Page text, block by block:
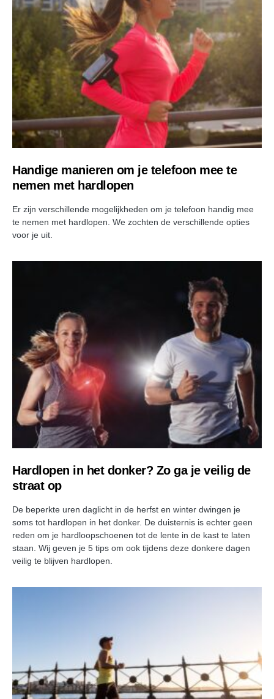
Handige manieren om je telefoon mee te
nemen met hardlopen
Er zijn verschillende mogelijkheden om je telefoon handig mee
te nemen met hardlopen. We zochten de verschillende opties
voor je uit.
Hardlopen in het donker? Zo ga je veilig de
straat op
De beperkte uren daglicht in de herfst en winter dwingen je
soms tot hardlopen in het donker. De duisternis is echter geen
reden om je hardloopschoenen tot de lente in de kast te laten
staan. Wij geven je 5 tips om ook tijdens deze donkere dagen
veilig te blijven hardlopen.